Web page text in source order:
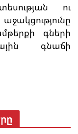
ու
գների
գնաճի